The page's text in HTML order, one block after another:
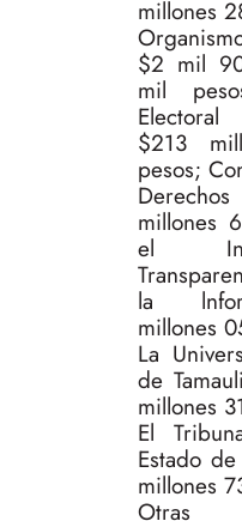
millones
$2 mil
mil
Electoral
$213
pesos;
millones
el
la
millones
La
de
millones
El
Estado
millones
Otras